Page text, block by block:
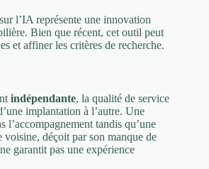
l’IA représente une innovation
Bien que récent, cet outil peut
et affiner les critères de recherche.
indépendante, la qualité de service
implantation à l’autre. Une
l’accompagnement tandis qu’une
voisine, déçoit par son manque de
garantit pas une expérience